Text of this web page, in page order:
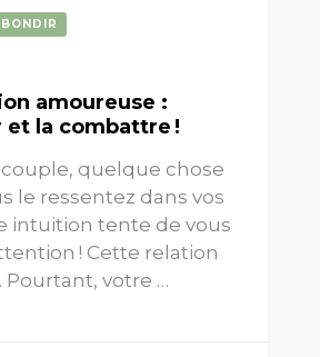
amoureuse :
et la combattre !
quelque chose
le ressentez dans vos
intuition tente de vous
! Cette relation
Pourtant, votre …